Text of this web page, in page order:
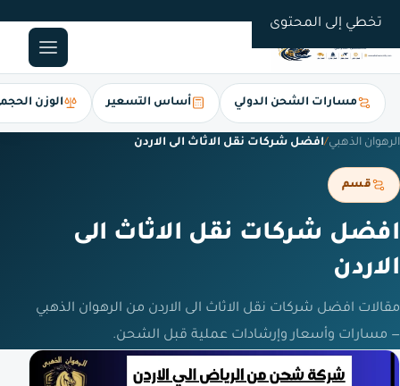
تخطي إلى المحتوى
مسارات الشحن الدولي أساس التسعير الوزن
الرهوان الذهبي/افضل شركات نقل الاثاث الى الاردن
قسم
افضل شركات نقل الاثاث الى
الاردن
مقالات افضل شركات نقل الاثاث الى الاردن من الرهوان الذهبي
— مسارات وأسعار وإرشادات عملية قبل الشحن.